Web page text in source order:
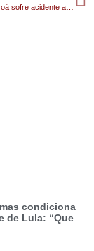
condiciona
de Lula: “Que